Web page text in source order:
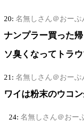
20: 名無しさん＠おーぷ
ナンプラー買った
ソ臭くなってトラ
21: 名無しさん＠おーぷ
ワイは粉末のウコ
24: 名無しさん＠おー